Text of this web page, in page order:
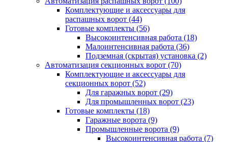
Комплектующие и аксессуары для
распашных ворот (44)
Готовые комплекты (56)
Высокоинтенсивная работа (18)
Малоинтенсивная работа (36)
Подземная (скрытая) установка (2)
Автоматизация секционных ворот (70)
Комплектующие и аксессуары для
секционных ворот (52)
Для гаражных ворот (29)
Для промышленных ворот (23)
Готовые комплекты (18)
Гаражные ворота (9)
Промышленные ворота (9)
Высокоинтенсивная работа (7)